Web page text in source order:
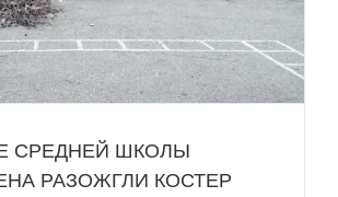
СРЕДНЕЙ ШКОЛЫ
РАЗОЖГЛИ КОСТЕР